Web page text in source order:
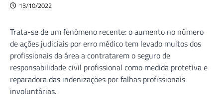
13/10/2022
Trata-se de um fenômeno recente: o aumento no número
de ações judiciais por erro médico tem levado muitos dos
profissionais da área a contratarem o seguro de
responsabilidade civil profissional como medida protetiva e
reparadora das indenizações por falhas profissionais
involuntárias.